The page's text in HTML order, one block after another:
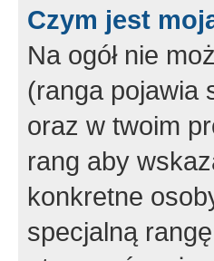
Czym jest
Na ogół nie
(ranga pojawia
oraz w twoim
rang aby
konkretne
specjalną